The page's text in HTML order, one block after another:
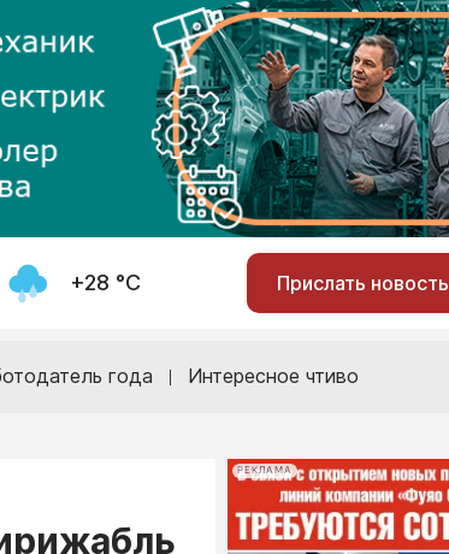
+28 °С Прислать новость
года Интересное чтиво
РЕКЛАМА